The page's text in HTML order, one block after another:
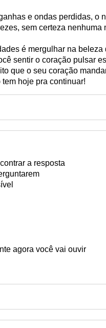
e ondas perdidas, o
sem certeza nenhuma
é mergulhar na beleza
sentir o coração pulsar
que o seu coração
hoje pra continuar!
a resposta
agora você vai ouvir